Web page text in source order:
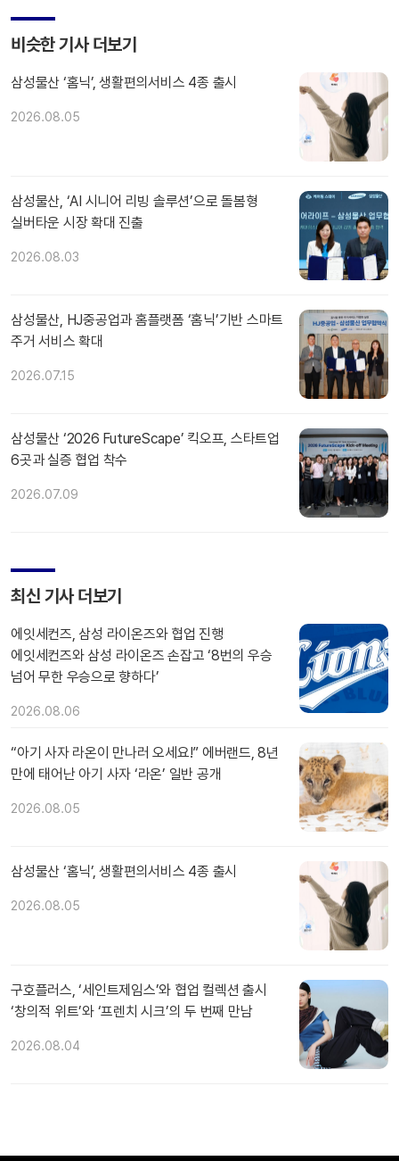
비슷한 기사 더보기
삼성물산 ‘홈닉’, 생활편의서비스 4종 출시
2026.08.05
삼성물산, ‘AI 시니어 리빙 솔루션’으로 돌봄형
실버타운 시장 확대 진출
2026.08.03
삼성물산, HJ중공업과 홈플랫폼 ‘홈닉’기반 스마트
주거 서비스 확대
2026.07.15
삼성물산 ‘2026 FutureScape’ 킥오프, 스타트업
6곳과 실증 협업 착수
2026.07.09
최신 기사 더보기
에잇세컨즈, 삼성 라이온즈와 협업 진행
에잇세컨즈와 삼성 라이온즈 손잡고 ‘8번의 우승
넘어 무한 우승으로 향하다’
2026.08.06
“아기 사자 라온이 만나러 오세요!” 에버랜드, 8년
만에 태어난 아기 사자 ‘라온’ 일반 공개
2026.08.05
삼성물산 ‘홈닉’, 생활편의서비스 4종 출시
2026.08.05
구호플러스, ‘세인트제임스’와 협업 컬렉션 출시
‘창의적 위트’와 ‘프렌치 시크’의 두 번째 만남
2026.08.04